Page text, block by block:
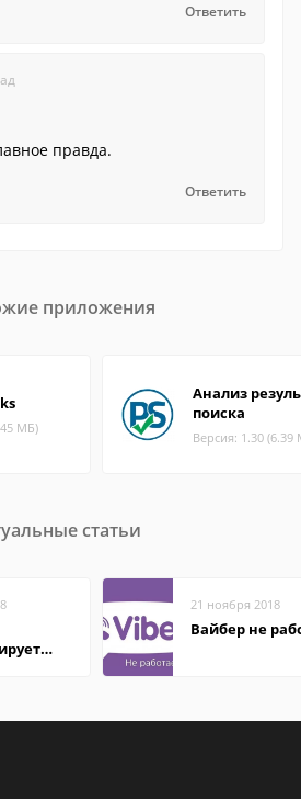
Ответить
правда.
Ответить
приложения
МБ)
Анализ
поиска
Версия: 1.30 (6.39
статьи
21 ноября 2018
Вайбер не